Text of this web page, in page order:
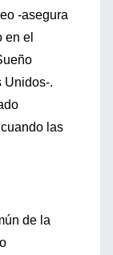
-asegura
en el
Unidos-.
las
de la